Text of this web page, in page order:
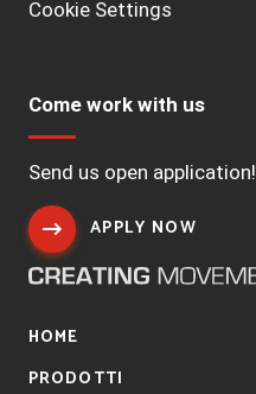
Cookie Settings
Come work with us
Send us open application!
APPLY NOW
HOME
PRODOTTI